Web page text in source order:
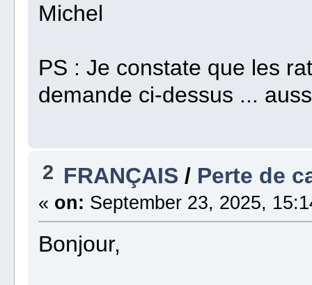
Michel
PS : Je constate que les
demande ci-dessus ...
2 FRANÇAIS / Perte de
« on: September 23, 2025,
Bonjour,